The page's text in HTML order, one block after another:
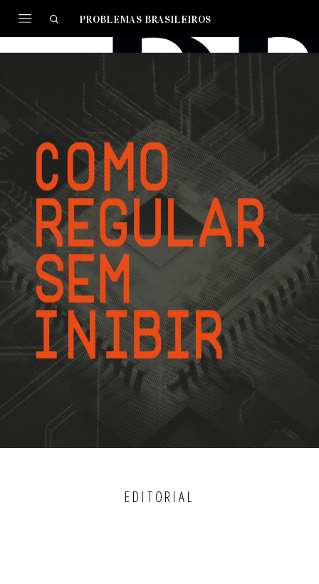
PROBLEMAS BRASILEIROS
EDITORIAL